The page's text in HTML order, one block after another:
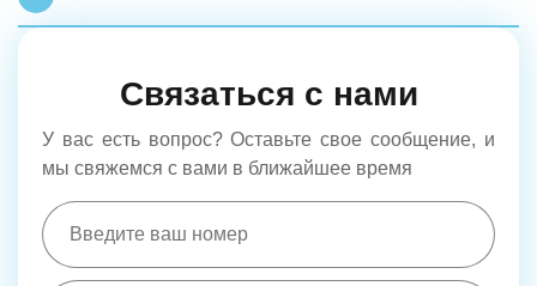
Связаться с нами
У вас есть вопрос? Оставьте свое сообщение, и
мы свяжемся с вами в ближайшее время